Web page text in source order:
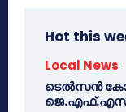
Hot this
Local News
ടെൽസൻ
ജെ.എഫ്.എസ്.